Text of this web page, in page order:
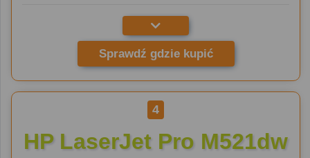
Sprawdź gdzie kupić
4
HP LaserJet Pro M521dw